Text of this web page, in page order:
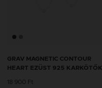
GRAV MAGNETIC CONTOUR
HEART EZÜST 925 KARKÖTŐK
18 900 Ft